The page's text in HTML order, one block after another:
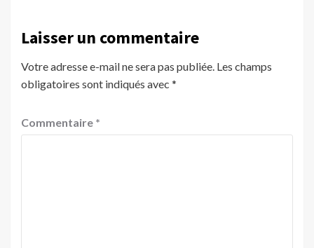
Laisser un commentaire
Votre adresse e-mail ne sera pas publiée. Les champs
obligatoires sont indiqués avec *
Commentaire *